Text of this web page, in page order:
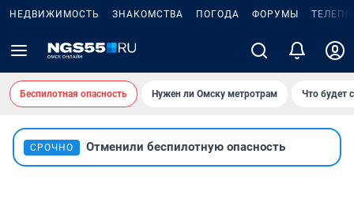
НЕДВИЖИМОСТЬ ЗНАКОМСТВА ПОГОДА ФОРУМЫ
Беспилотная опасность Нужен ли Омску метротрам Что будет
СРОЧНО Отменили беспилотную опасность